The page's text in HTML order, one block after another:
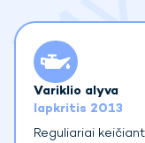
Variklio alyva
lapkritis 2013
Reguliariai